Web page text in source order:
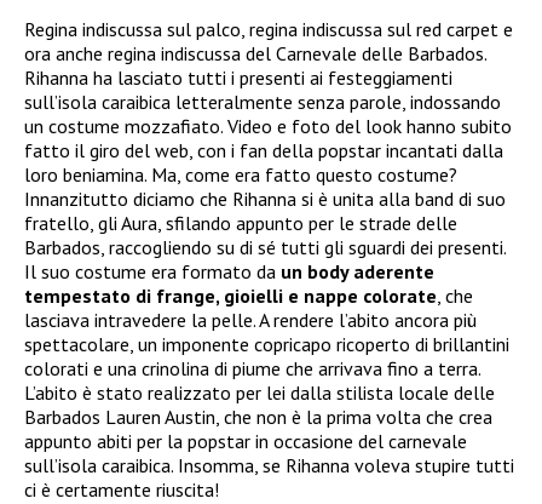
Regina indiscussa sul palco, regina indiscussa sul red carpet e
ora anche regina indiscussa del Carnevale delle Barbados.
Rihanna ha lasciato tutti i presenti ai festeggiamenti
sull’isola caraibica letteralmente senza parole, indossando
un costume mozzafiato. Video e foto del look hanno subito
fatto il giro del web, con i fan della popstar incantati dalla
loro beniamina. Ma, come era fatto questo costume?
Innanzitutto diciamo che Rihanna si è unita alla band di suo
fratello, gli Aura, sfilando appunto per le strade delle
Barbados, raccogliendo su di sé tutti gli sguardi dei presenti.
Il suo costume era formato da un body aderente
tempestato di frange, gioielli e nappe colorate, che
lasciava intravedere la pelle. A rendere l’abito ancora più
spettacolare, un imponente copricapo ricoperto di brillantini
colorati e una crinolina di piume che arrivava fino a terra.
L’abito è stato realizzato per lei dalla stilista locale delle
Barbados Lauren Austin, che non è la prima volta che crea
appunto abiti per la popstar in occasione del carnevale
sull’isola caraibica. Insomma, se Rihanna voleva stupire tutti
ci è certamente riuscita!